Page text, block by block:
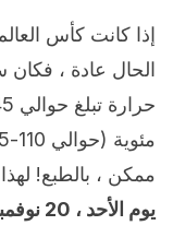
إذا كانت كأس
الحال عادة ،
ممكن ، بالطبع!
يوم الأحد ، 20 نوفمبر